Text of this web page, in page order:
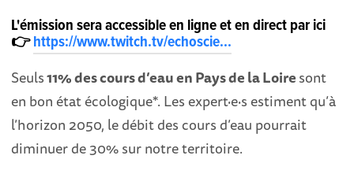
L'émission sera accessible en ligne et en direct par ici
👉https://www.twitch.tv/echoscie...
Seuls11% des cours d’eau en Pays de la Loiresont
en bon état écologique*. Les expert·e·s estiment qu’à
l’horizon 2050, le débit des cours d’eau pourrait
diminuer de 30% sur notre territoire.